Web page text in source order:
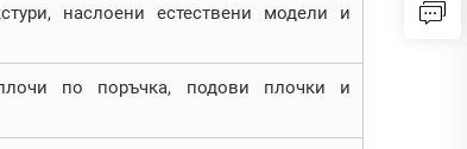
наслоени естествени модели и
по поръчка, подови плочки и